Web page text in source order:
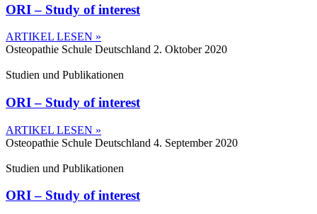
ORI – Study of interest
ARTIKEL LESEN »
Osteopathie Schule Deutschland 2. Oktober 2020
Studien und Publikationen
ORI – Study of interest
ARTIKEL LESEN »
Osteopathie Schule Deutschland 4. September 2020
Studien und Publikationen
ORI – Study of interest